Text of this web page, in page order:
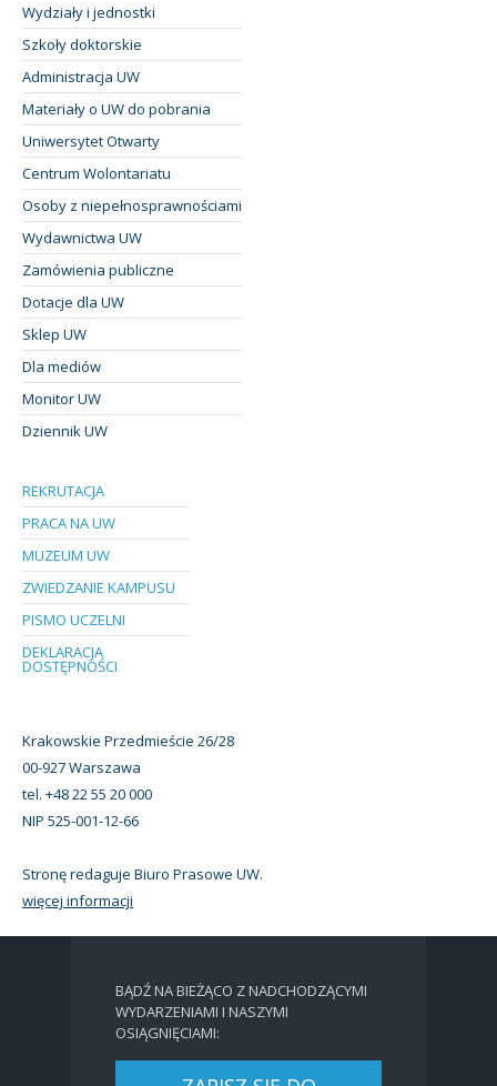
Wydziały i jednostki
Szkoły doktorskie
Administracja UW
Materiały o UW do pobrania
Uniwersytet Otwarty
Centrum Wolontariatu
Osoby z niepełnosprawnościami
Wydawnictwa UW
Zamówienia publiczne
Dotacje dla UW
Sklep UW
Dla mediów
Monitor UW
Dziennik UW
REKRUTACJA
PRACA NA UW
MUZEUM UW
ZWIEDZANIE KAMPUSU
PISMO UCZELNI
DEKLARACJA
DOSTĘPNOŚCI
Krakowskie Przedmieście 26/28
00-927 Warszawa
tel. +48 22 55 20 000
NIP 525-001-12-66
Stronę redaguje Biuro Prasowe UW.
więcej informacji
BĄDŹ NA BIEŻĄCO Z NADCHODZĄCYMI
WYDARZENIAMI I NASZYMI
OSIĄGNIĘCIAMI: